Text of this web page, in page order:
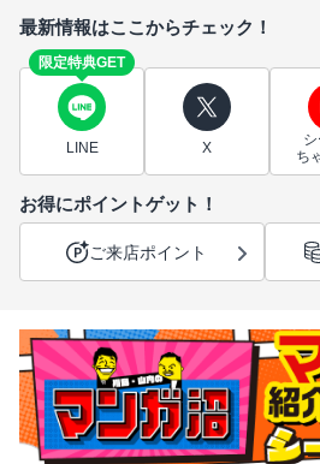
最新情報はここからチェック！
限定特典GET
LINE X
ち
お得にポイントゲット！
ご来店ポイント